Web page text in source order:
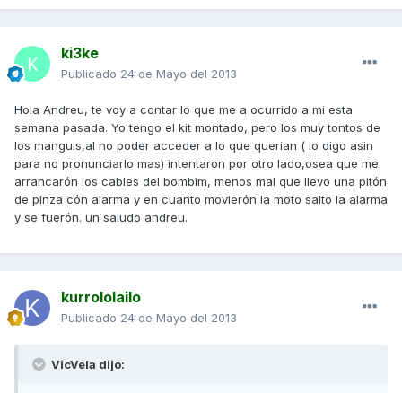
ki3ke
Publicado 24 de Mayo del 2013
Hola Andreu, te voy a contar lo que me a ocurrido a mi esta
semana pasada. Yo tengo el kit montado, pero los muy tontos de
los manguis,al no poder acceder a lo que querian ( lo digo asin
para no pronunciarlo mas) intentaron por otro lado,osea que me
arrancarón los cables del bombim, menos mal que llevo una pitón
de pinza cón alarma y en cuanto movierón la moto salto la alarma
y se fuerón. un saludo andreu.
kurrololailo
Publicado 24 de Mayo del 2013
VicVela dijo: